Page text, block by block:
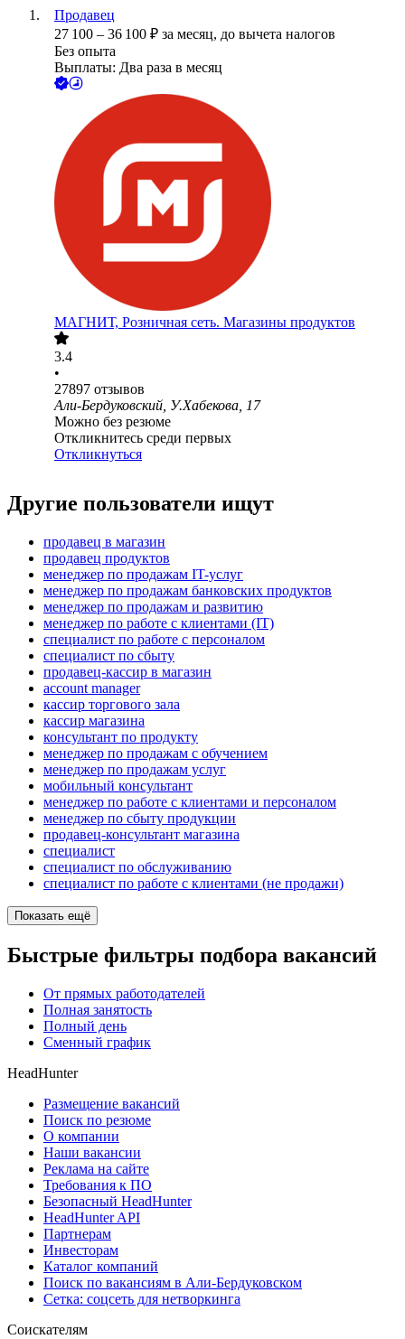
Продавец
27 100 – 36 100 ₽ за месяц, до вычета налогов
Без опыта
Выплаты: Два раза в месяц
МАГНИТ, Розничная сеть. Магазины продуктов
3.4
•
27897 отзывов
Али-Бердуковский, У.Хабекова, 17
Можно без резюме
Откликнитесь среди первых
Откликнуться
Другие пользователи ищут
продавец в магазин
продавец продуктов
менеджер по продажам IT-услуг
менеджер по продажам банковских продуктов
менеджер по продажам и развитию
менеджер по работе с клиентами (IT)
специалист по работе с персоналом
специалист по сбыту
продавец-кассир в магазин
account manager
кассир торгового зала
кассир магазина
консультант по продукту
менеджер по продажам с обучением
менеджер по продажам услуг
мобильный консультант
менеджер по работе с клиентами и персоналом
менеджер по сбыту продукции
продавец-консультант магазина
специалист
специалист по обслуживанию
специалист по работе с клиентами (не продажи)
Показать ещё
Быстрые фильтры подбора вакансий
От прямых работодателей
Полная занятость
Полный день
Сменный график
HeadHunter
Размещение вакансий
Поиск по резюме
О компании
Наши вакансии
Реклама на сайте
Требования к ПО
Безопасный HeadHunter
HeadHunter API
Партнерам
Инвесторам
Каталог компаний
Поиск по вакансиям в Али-Бердуковском
Сетка: соцсеть для нетворкинга
Соискателям